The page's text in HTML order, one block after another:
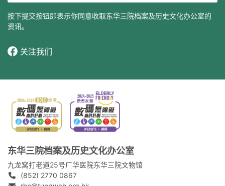
按下提交按钮即表示你同意收取东华三院档案及历史文化办公室的
资讯。
关注我们
东华三院档案及历史文化办公室
九龙窝打老道25号广华医院东华三院文物馆
(852) 2770 0867